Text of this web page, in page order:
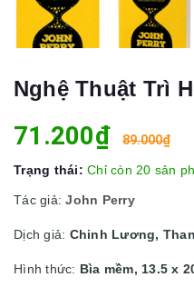
Nghệ Thuật Trì
71.200₫ 89.000₫
Trạng thái: Chỉ còn 20 sản
Tác giả:John Perry
Dịch giả: Chinh Lương,
Hình thức: Bìa mềm, 13.5 x